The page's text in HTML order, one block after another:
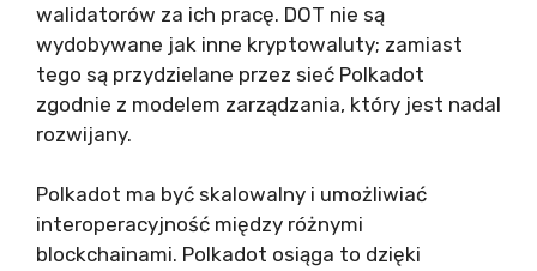
walidatorów za ich pracę. DOT nie są
wydobywane jak inne kryptowaluty; zamiast
tego są przydzielane przez sieć Polkadot
zgodnie z modelem zarządzania, który jest nadal
rozwijany.
Polkadot ma być skalowalny i umożliwiać
interoperacyjność między różnymi
blockchainami. Polkadot osiąga to dzięki